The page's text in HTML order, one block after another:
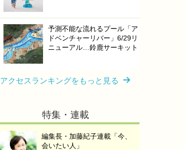
予測不能な流れるプール「ア
ドベンチャーリバー」6/29リ
ニューアル…鈴鹿サーキット
アクセスランキングをもっと見る
特集・連載
編集長・加藤紀子連載「今、
会いたい人」